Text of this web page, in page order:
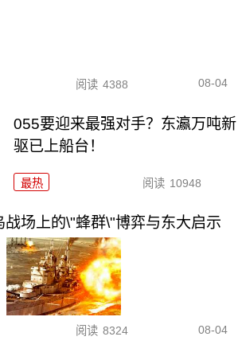
阅读 4388 08-04
055要迎来最强对手？东瀛万吨新
驱已上船台！
最热 阅读 10948
战场上的\"蜂群\"博弈与东大启示
阅读 8324 08-04